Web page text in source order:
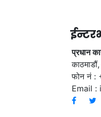
प्रधान
फोन नं :
Email :